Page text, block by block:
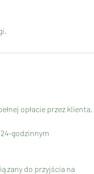
opłacie przez klienta.
godzinnym
do przyjścia na